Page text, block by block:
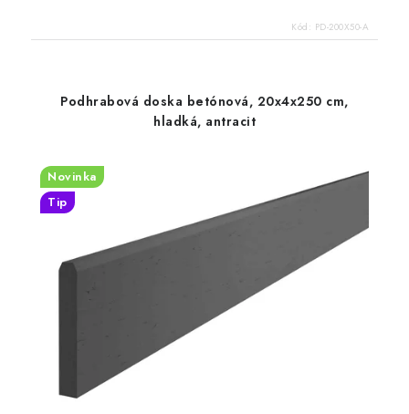
Kód: PD-200X50-A
Podhrabová doska betónová, 20x4x250 cm,
hladká, antracit
Novinka
Tip